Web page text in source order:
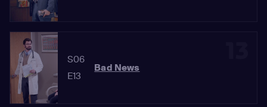
S06
E13
Bad News